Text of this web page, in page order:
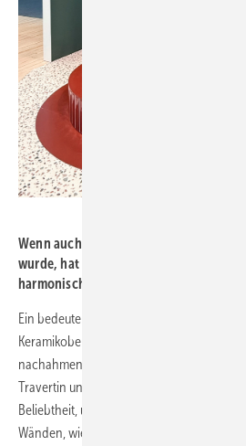
Wenn auch in diesem Fall das neue
wurde, hat Bette mit „Schwedenrot“
harmonischen und ­farbstarken Auftritt
Ein bedeutender globaler Trend sind
Keramikoberflächen, die das
nachahmen. Zahlreiche Varianten, die
Travertin und andere Mineralien
Beliebtheit, und zwar nicht nur als
Wänden, wie bei RAK Ceramics zu sehen